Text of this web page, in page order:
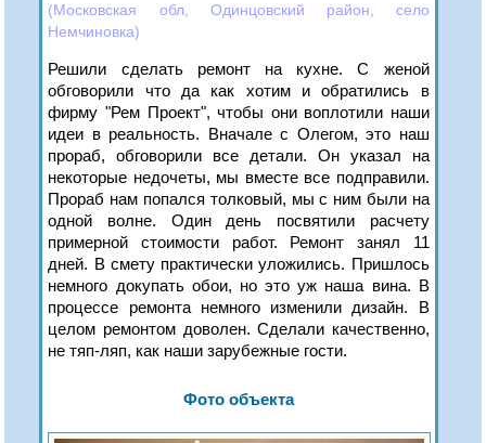
(Московская обл, Одинцовский район, село
Немчиновка)
Решили сделать ремонт на кухне. С женой
обговорили что да как хотим и обратились в
фирму "Рем Проект", чтобы они воплотили наши
идеи в реальность. Вначале с Олегом, это наш
прораб, обговорили все детали. Он указал на
некоторые недочеты, мы вместе все подправили.
Прораб нам попался толковый, мы с ним были на
одной волне. Один день посвятили расчету
примерной стоимости работ. Ремонт занял 11
дней. В смету практически уложились. Пришлось
немного докупать обои, но это уж наша вина. В
процессе ремонта немного изменили дизайн. В
целом ремонтом доволен. Сделали качественно,
не тяп-ляп, как наши зарубежные гости.
Фото объекта